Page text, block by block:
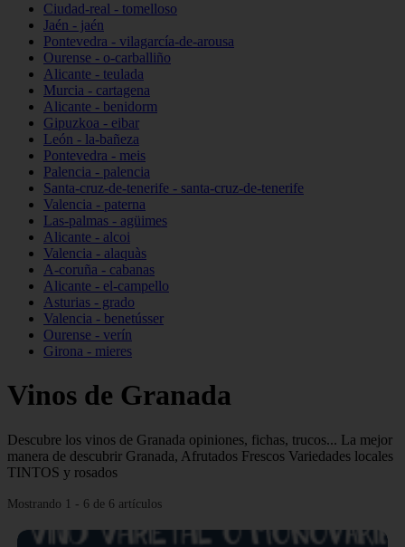
Ciudad-real - tomelloso
Jaén - jaén
Pontevedra - vilagarcía-de-arousa
Ourense - o-carballiño
Alicante - teulada
Murcia - cartagena
Alicante - benidorm
Gipuzkoa - eibar
León - la-bañeza
Pontevedra - meis
Palencia - palencia
Santa-cruz-de-tenerife - santa-cruz-de-tenerife
Valencia - paterna
Las-palmas - agüimes
Alicante - alcoi
Valencia - alaquàs
A-coruña - cabanas
Alicante - el-campello
Asturias - grado
Valencia - benetússer
Ourense - verín
Girona - mieres
Vinos de Granada
Descubre los vinos de Granada opiniones, fichas, trucos... La mejor
manera de descubrir Granada, Afrutados Frescos Variedades locales
TINTOS y rosados
Mostrando 1 - 6 de 6 artículos